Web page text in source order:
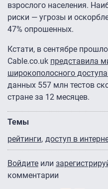
взрослого населения.
риски — угрозы и
47% опрошенных.
Кстати, в сентябре
Cable.co.uk представила
широкополосного
данных 557 млн тестов
стране за 12 месяцев.
Темы
рейтинги доступ в
Войдите или
комментарии